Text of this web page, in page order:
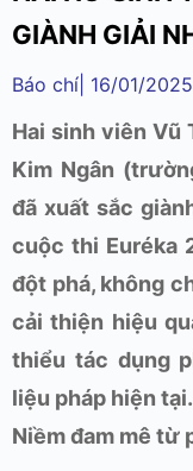
GIÀNH GIẢI
Báo chí 16/01/2025
Hai sinh viên Vũ
Kim Ngân
đã xuất sắc
cuộc thi Euréka
đột phá, không
cải thiện hiệu
thiểu tác dụng
liệu pháp hiện tại.
Niềm đam mê từ